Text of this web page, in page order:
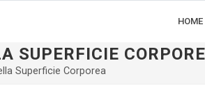
HOME
SUPERFICIE
Superficie Corporea